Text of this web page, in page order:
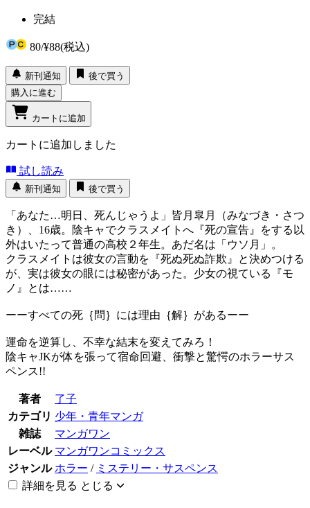
完結
80/¥88(税込)
新刊通知
後で買う
購入に進む
カートに追加
カートに追加しました
試し読み
新刊通知 後で買う
「あなた…明日、死んじゃうよ」皆月皐月（みなづき・さつ
き）、16歳。陰キャでクラスメイトへ『死の宣告』をする以
外はいたって普通の高校２年生。あだ名は「ウソ月」。
クラスメイトは彼女の言動を『死ぬ死ぬ詐欺』と決めつける
が、実は彼女の眼には秘密があった。少女の視ている『モ
ノ』とは……
ーーすべての死｛問｝には理由｛解｝があるーー
運命を逆算し、不幸な結末を変えてみろ！
陰キャJKが体を張って宿命回避、衝撃と驚愕のホラーサス
ペンス!!
著者
了子
カテゴリ 少年・青年マンガ
雑誌
マンガワン
レーベル マンガワンコミックス
ジャンル ホラー / ミステリー・サスペンス
詳細を見る とじる